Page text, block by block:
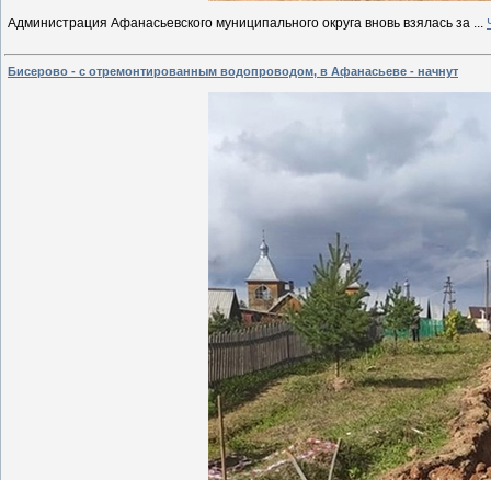
Администрация Афанасьевского муниципального округа вновь взялась за
Бисерово - с отремонтированным водопроводом, в Афанасьеве - начнут